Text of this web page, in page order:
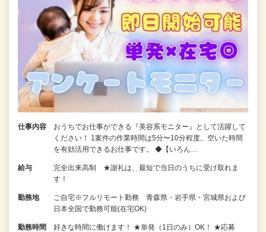
仕事内容
おうちでお仕事ができる『美容系モニター』として活躍して
ください！ 1案件の作業時間は5分〜10分程度。空いた時間
を有効活用できるお仕事です。 ◆【いろん…
給与
完全出来高制 ★謝礼は、最短で当日のうちに受け取れま
す！
勤務地
ご自宅※フルリモート勤務 青森県・岩手県・宮城県および
日本全国で勤務可能(在宅OK)
勤務時間
好きな時間に働けます！ ★単発（1日のみ）OK！ ★応募